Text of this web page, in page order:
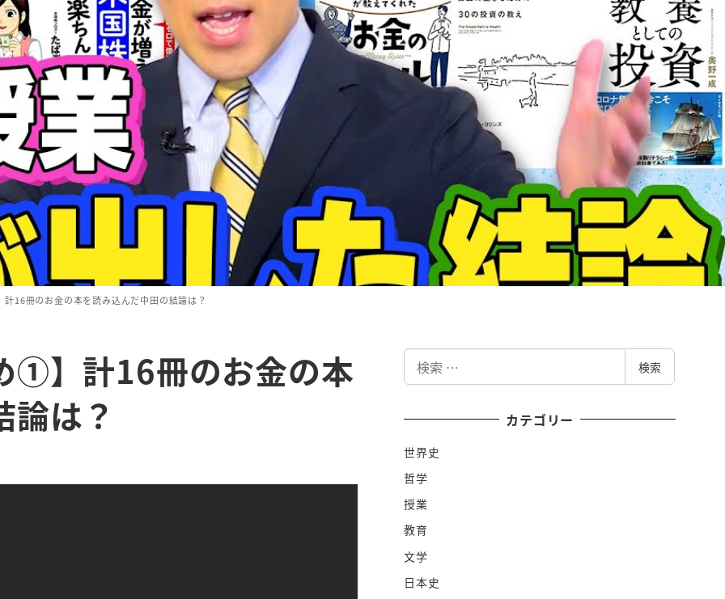
計16冊のお金の本を読み込んだ中田の結論は？
①】計16冊のお金の本
論は？
索
検索
カテゴリー
世界史
哲学
授業
教育
文学
日本史